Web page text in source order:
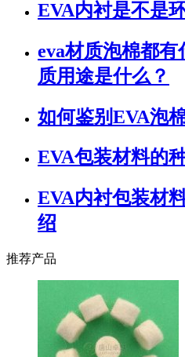
EVA内衬是不是
eva材质泡棉都
质用途是什么？
如何鉴别EVA泡
EVA包装材料的
EVA内衬包装材
绍
推荐产品